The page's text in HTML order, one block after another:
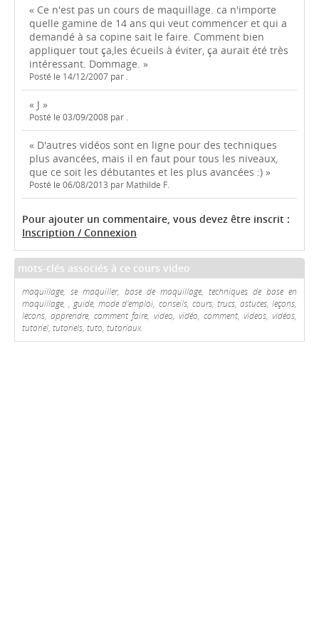
« Ce n'est pas un cours de maquillage. ca n'importe
quelle gamine de 14 ans qui veut commencer et qui a
demandé à sa copine sait le faire. Comment bien
appliquer tout ça,les écueils à éviter, ça aurait été très
intéressant. Dommage. »
Posté le 14/12/2007 par .
« J »
Posté le 03/09/2008 par .
« D'autres vidéos sont en ligne pour des techniques
plus avancées, mais il en faut pour tous les niveaux,
que ce soit les débutantes et les plus avancées :) »
Posté le 06/08/2013 par Mathilde F.
Pour ajouter un commentaire, vous devez être inscrit :
Inscription / Connexion
mots-clés associés à ce cours video
maquillage, se maquiller, base de maquillage, techniques de base en
maquillage, , guide, mode d'emploi, conseils, cours, trucs, astuces, leçons,
lecons, apprendre, comment faire, video, vidéo, comment, videos, vidéos,
tutoriel, tutoriels, tuto, tutoriaux.